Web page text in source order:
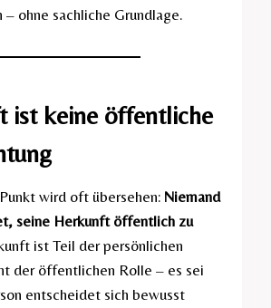
– ohne sachliche Grundlage.
ist keine öffentliche
wird oft übersehen: Niemand
seine Herkunft öffentlich zu
ist Teil der persönlichen
der öffentlichen Rolle – es sei
entscheidet sich bewusst